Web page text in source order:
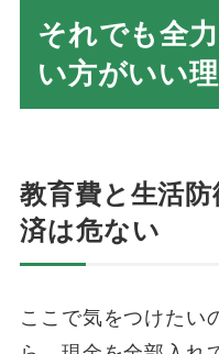
それでも全
い方がいい
教育費と生活
済は危ない
ここで気をつけたい